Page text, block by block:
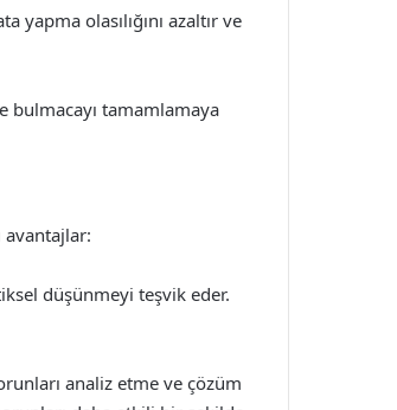
yapma olasılığını azaltır ve
bulmacayı tamamlamaya
avantajlar:
düşünmeyi teşvik eder.
analiz etme ve çözüm